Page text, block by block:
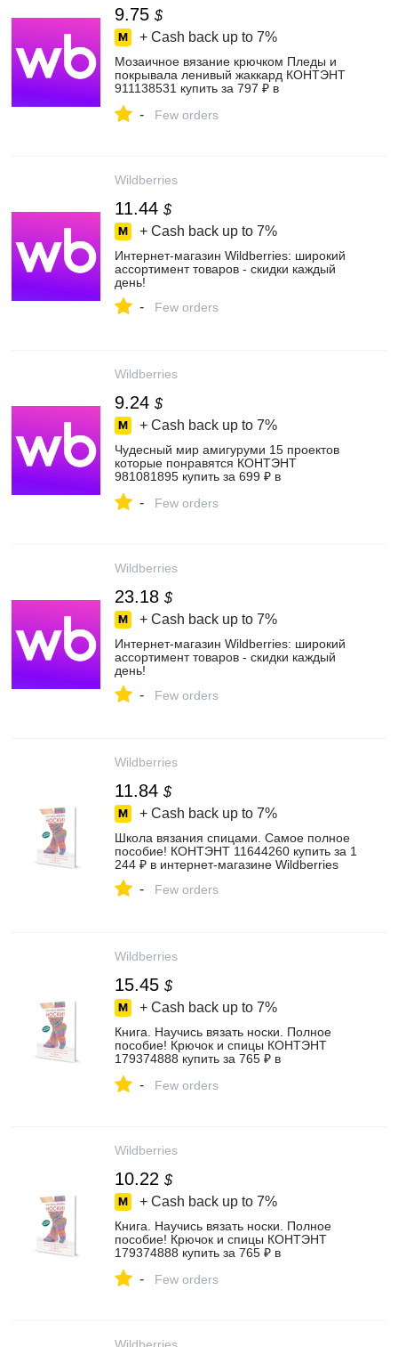
9.75 $
+ Cash back up to 7%
Мозаичное вязание крючком Пледы и
покрывала ленивый жаккард КОНТЭНТ
911138531 купить за 797 ₽ в
- Few orders
Wildberries
11.44 $
+ Cash back up to 7%
Интернет‑магазин Wildberries: широкий
ассортимент товаров - скидки каждый
день!
- Few orders
Wildberries
9.24 $
+ Cash back up to 7%
Чудесный мир амигуруми 15 проектов
которые понравятся КОНТЭНТ
981081895 купить за 699 ₽ в
- Few orders
Wildberries
23.18 $
+ Cash back up to 7%
Интернет‑магазин Wildberries: широкий
ассортимент товаров - скидки каждый
день!
- Few orders
Wildberries
11.84 $
+ Cash back up to 7%
Школа вязания спицами. Самое полное
пособие! КОНТЭНТ 11644260 купить за 1
244 ₽ в интернет‑магазине Wildberries
- Few orders
Wildberries
15.45 $
+ Cash back up to 7%
Книга. Научись вязать носки. Полное
пособие! Крючок и спицы КОНТЭНТ
179374888 купить за 765 ₽ в
- Few orders
Wildberries
10.22 $
+ Cash back up to 7%
Книга. Научись вязать носки. Полное
пособие! Крючок и спицы КОНТЭНТ
179374888 купить за 765 ₽ в
- Few orders